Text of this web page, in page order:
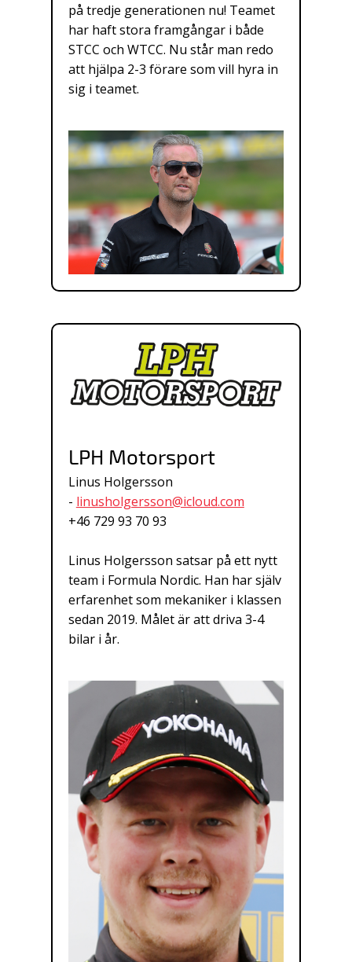
på tredje generationen nu! Teamet
har haft stora framgångar i både
STCC och WTCC. Nu står man redo
att hjälpa 2-3 förare som vill hyra in
sig i teamet.
LPH Motorsport
Linus Holgersson
- linusholgersson@icloud.com
+46 729 93 70 93
Linus Holgersson satsar på ett nytt
team i Formula Nordic. Han har själv
erfarenhet som mekaniker i klassen
sedan 2019. Målet är att driva 3-4
bilar i år.